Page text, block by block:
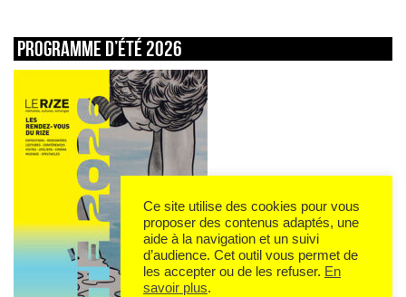
Programme d’été 2026
Ce site utilise des cookies pour vous
proposer des contenus adaptés, une
aide à la navigation et un suivi
d’audience. Cet outil vous permet de
les accepter ou de les refuser. En
savoir plus.